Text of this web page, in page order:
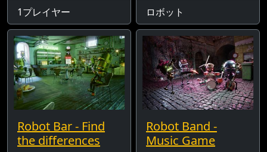
1プレイヤー ロボット
Robot Bar - Find
the differences
Robot Band -
Music Game